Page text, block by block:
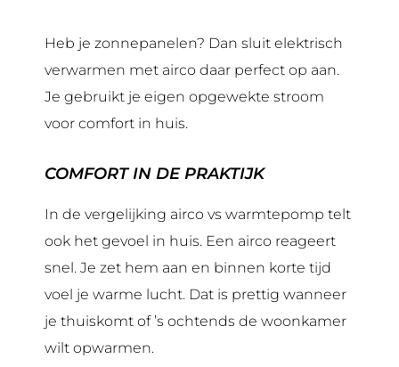
Heb je zonnepanelen? Dan sluit elektrisch
verwarmen met airco daar perfect op aan.
Je gebruikt je eigen opgewekte stroom
voor comfort in huis.
COMFORT IN DE PRAKTIJK
In de vergelijking airco vs warmtepomp telt
ook het gevoel in huis. Een airco reageert
snel. Je zet hem aan en binnen korte tijd
voel je warme lucht. Dat is prettig wanneer
je thuiskomt of ’s ochtends de woonkamer
wilt opwarmen.